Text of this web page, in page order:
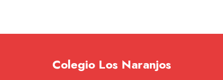
Colegio Los Naranjos